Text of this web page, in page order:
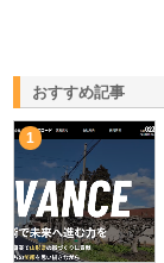
おすすめ記事
1